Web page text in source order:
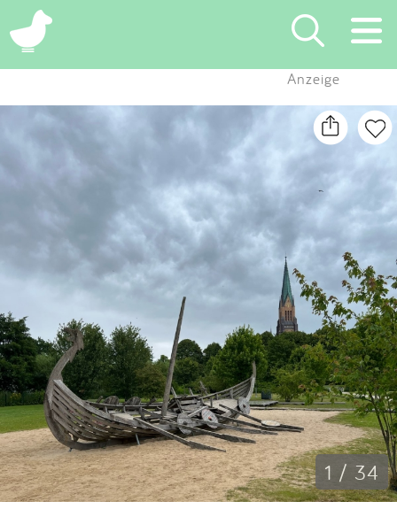
×
Suchen
Eintragen
App
Blog
Partner
Kontakt
Impressum
Anmelden
Anzeige
1 / 34